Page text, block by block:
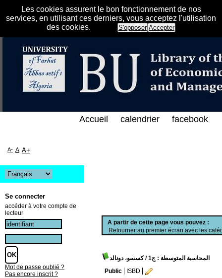
Les cookies assurent le bon fonctionnement de nos
services, en utilisant ces derniers, vous acceptez l'utilisation
des cookies.
S'opposer Accepter
الإلكتروني على الخط المباشر لمكتبة كلية
A partir de cette page vous pouvez :
Retourner au premier écran avec les
المحاسبة المتوسطة : ج1
/ كسسو، دونالد
Public
ISBD
Accueil calendrier facebook.
A- A A+
Se connecter
accéder à votre compte de
lecteur
Mot de passe oublié ?
Pas encore inscrit ?